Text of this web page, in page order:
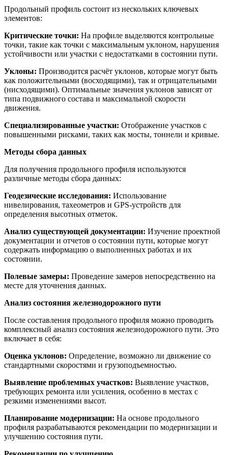
Продольный профиль состоит из нескольких ключевых
элементов:
Критические точки: На профиле выделяются контрольные
точки, такие как точки с максимальным уклоном, нарушения
устойчивости или участки с недостатками в состоянии пути.
Уклоны: Производится расчёт уклонов, которые могут быть
как положительными (восходящими), так и отрицательными
(нисходящими). Оптимальные значения уклонов зависят от
типа подвижного состава и максимальной скорости
движения.
Специализированные участки: Отображение участков с
повышенными рисками, таких как мосты, тоннели и кривые.
Методы сбора данных
Для получения продольного профиля используются
различные методы сбора данных:
Геодезические исследования: Использование
нивелирования, тахеометров и GPS-устройств для
определения высотных отметок.
Анализ существующей документации: Изучение проектной
документации и отчетов о состоянии пути, которые могут
содержать информацию о выполненных работах и их
состоянии.
Полевые замеры: Проведение замеров непосредственно на
месте для уточнения данных.
Анализ состояния железнодорожного пути
После составления продольного профиля можно проводить
комплексный анализ состояния железнодорожного пути. Это
включает в себя:
Оценка уклонов: Определение, возможно ли движение со
стандартными скоростями и грузоподъемностью.
Выявление проблемных участков: Выявление участков,
требующих ремонта или усиления, особенно в местах с
резкими изменениями высот.
Планирование модернизации: На основе продольного
профиля разрабатываются рекомендации по модернизации и
улучшению состояния пути.